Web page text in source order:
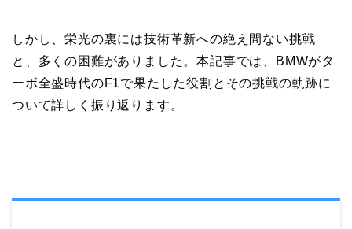
しかし、栄光の裏には技術革新への絶え間ない挑戦
と、多くの困難がありました。本記事では、BMWがタ
ーボ全盛時代のF1で果たした役割とその挑戦の軌跡に
ついて詳しく振り返ります。